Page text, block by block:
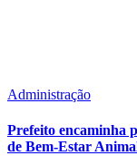
Administração
Prefeito encaminha
de Bem-Estar